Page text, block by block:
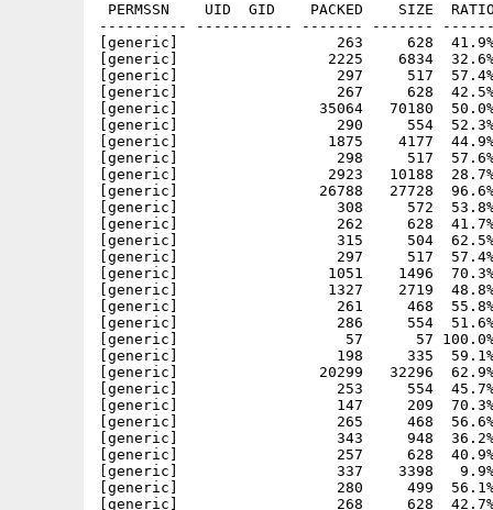
PERMSSN    UID  GID    PACKED    SIZE
---------- ----------- ------- -------
[generic]                  263     628  41.9% -
[generic]                 2225    6834  32.6% -
[generic]                  297     517  57.4% -
[generic]                  267     628  42.5% -
[generic]                35064   70180  50.0% -
[generic]                  290     554  52.3% -
[generic]                 1875    4177  44.9% -
[generic]                  298     517  57.6% -
[generic]                 2923   10188  28.7% -
[generic]                26788   27728  96.6%
[generic]                  308     572  53.8% -
[generic]                  262     628  41.7% -
[generic]                  315     504  62.5% -
[generic]                  297     517  57.4% -
[generic]                 1051    1496  70.3% -
[generic]                 1327    2719  48.8% -
[generic]                  261     468  55.8% -
[generic]                  286     554  51.6% -
[generic]                   57      57 100.0% -
[generic]                  198     335  59.1% -
[generic]                20299   32296  62.9%
[generic]                  253     554  45.7% -
[generic]                  147     209  70.3% -
[generic]                  265     468  56.6% -
[generic]                  343     948  36.2%
[generic]                  257     628  40.9%
[generic]                  337    3398   9.9% -
[generic]                  280     499  56.1% -
[generic]                  268     628  42.7% -